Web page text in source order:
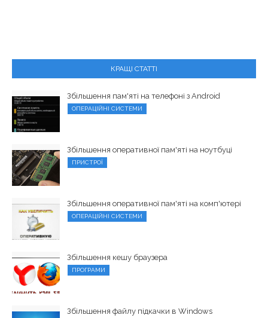
КРАЩІ СТАТТІ
Збільшення пам'яті на телефоні з Android
ОПЕРАЦІЙНІ СИСТЕМИ
Збільшення оперативної пам'яті на ноутбуці
ПРИСТРОЇ
Збільшення оперативної пам'яті на комп'ютері
ОПЕРАЦІЙНІ СИСТЕМИ
Збільшення кешу браузера
ПРОГРАМИ
Збільшення файлу підкачки в Windows